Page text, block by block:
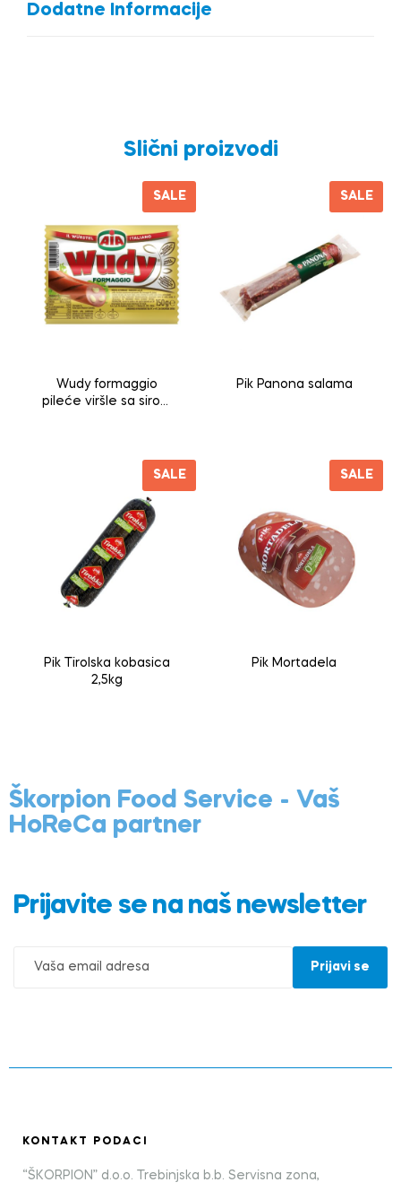
Dodatne Informacije
Slični proizvodi
SALE
Wudy formaggio
pileće viršle sa sirom
SALE
Pik Panona salama
SALE
Pik Tirolska kobasica
2,5kg
SALE
Pik Mortadela
Škorpion Food Service - Vaš
HoReCa partner
Prijavite se na naš newsletter
KONTAKT PODACI
“ŠKORPION” d.o.o. Trebinjska b.b. Servisna zona,